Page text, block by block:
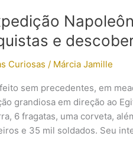
e
Curiosas / Márcia Jamille
sem precedentes, em
grandiosa em direção ao
6 fragatas, uma corveta,
e 35 mil soldados. Seu